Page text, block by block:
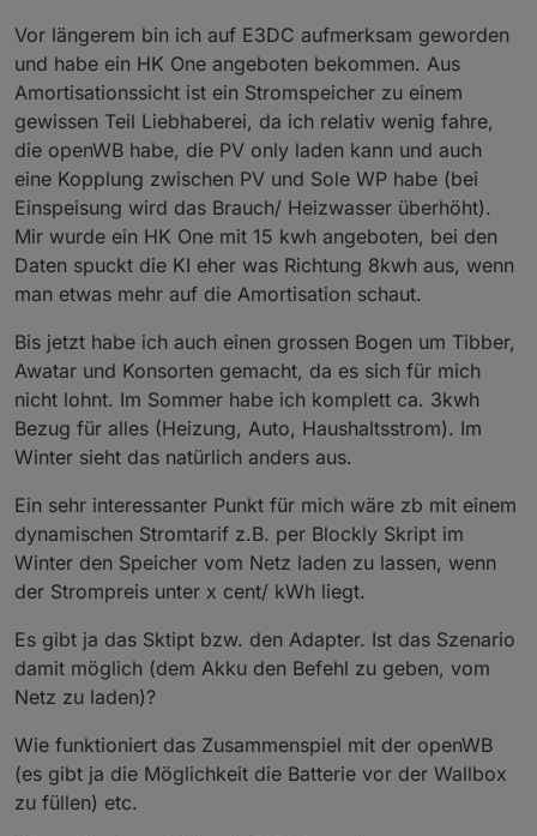
Vor längerem bin ich auf E3DC aufmerksam geworden
und habe ein HK One angeboten bekommen. Aus
Amortisationssicht ist ein Stromspeicher zu einem
gewissen Teil Liebhaberei, da ich relativ wenig fahre,
die openWB habe, die PV only laden kann und auch
eine Kopplung zwischen PV und Sole WP habe (bei
Einspeisung wird das Brauch/ Heizwasser überhöht).
Mir wurde ein HK One mit 15 kwh angeboten, bei den
Daten spuckt die KI eher was Richtung 8kwh aus, wenn
man etwas mehr auf die Amortisation schaut.
Bis jetzt habe ich auch einen grossen Bogen um Tibber,
Awatar und Konsorten gemacht, da es sich für mich
nicht lohnt. Im Sommer habe ich komplett ca. 3kwh
Bezug für alles (Heizung, Auto, Haushaltsstrom). Im
Winter sieht das natürlich anders aus.
Ein sehr interessanter Punkt für mich wäre zb mit einem
dynamischen Stromtarif z.B. per Blockly Skript im
Winter den Speicher vom Netz laden zu lassen, wenn
der Strompreis unter x cent/ kWh liegt.
Es gibt ja das Sktipt bzw. den Adapter. Ist das Szenario
damit möglich (dem Akku den Befehl zu geben, vom
Netz zu laden)?
Wie funktioniert das Zusammenspiel mit der openWB
(es gibt ja die Möglichkeit die Batterie vor der Wallbox
zu füllen) etc.